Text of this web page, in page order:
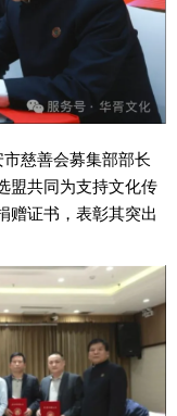
慈善会募集部部长
盟共同为支持文化传
赠证书，表彰其突出